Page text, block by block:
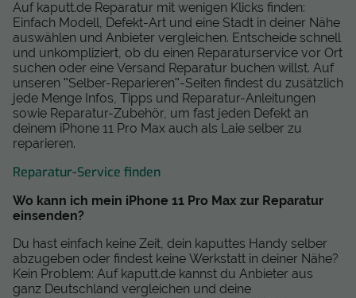
Auf kaputt.de Reparatur mit wenigen Klicks finden:
Einfach Modell, Defekt-Art und eine Stadt in deiner Nähe
auswählen und Anbieter vergleichen. Entscheide schnell
und unkompliziert, ob du einen Reparaturservice vor Ort
suchen oder eine Versand Reparatur buchen willst. Auf
unseren "Selber-Reparieren"-Seiten findest du zusätzlich
jede Menge Infos, Tipps und Reparatur-Anleitungen
sowie Reparatur-Zubehör, um fast jeden Defekt an
deinem iPhone 11 Pro Max auch als Laie selber zu
reparieren.
Reparatur-Service finden
Wo kann ich mein iPhone 11 Pro Max zur Reparatur
einsenden?
Du hast einfach keine Zeit, dein kaputtes Handy selber
abzugeben oder findest keine Werkstatt in deiner Nähe?
Kein Problem: Auf kaputt.de kannst du Anbieter aus
ganz Deutschland vergleichen und deine